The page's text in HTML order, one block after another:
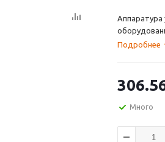
Аппаратура
приводами и
Подробнее
Много